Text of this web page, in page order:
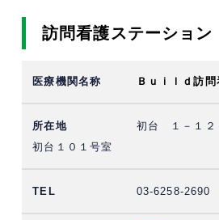
訪問看護ステーション
Ｂｕｉｌｄ訪
初台 １－１２
初台１０１号室
03-6258-2690